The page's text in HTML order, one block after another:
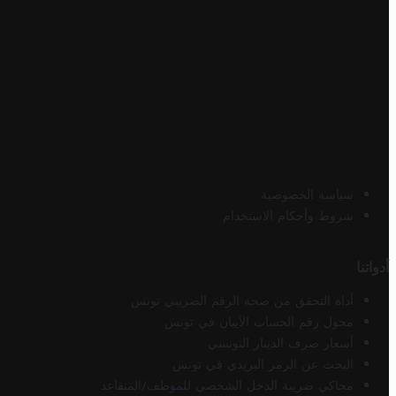
سياسة الخصوصية
شروط وأحكام الاستخدام
أدواتنا
أداة التحقق من صحة الرقم الضريبي تونس
محول رقم الحساب الآيبان في تونس
أسعار صرف الدينار التونسي
البحث عن الرمز البريدي في تونس
محاكي ضريبة الدخل الشخصي للموظف/المتقاعد